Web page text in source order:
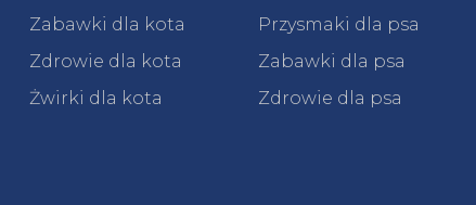
Zabawki dla kota
Zdrowie dla kota
Żwirki dla kota
Przysmaki dla psa
Zabawki dla psa
Zdrowie dla psa